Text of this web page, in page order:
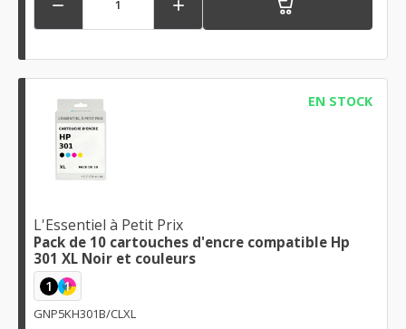
 
EN STOCK
L'Essentiel à Petit Prix
Pack de 10 cartouches d'encre compatible Hp
301 XL Noir et couleurs
1 1
GNP5KH301B/CLXL